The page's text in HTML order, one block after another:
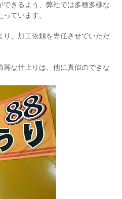
きるよう、弊社では多種多様な
ています。
り、加工依頼を専任させていただ
な仕上りは、他に真似のできな